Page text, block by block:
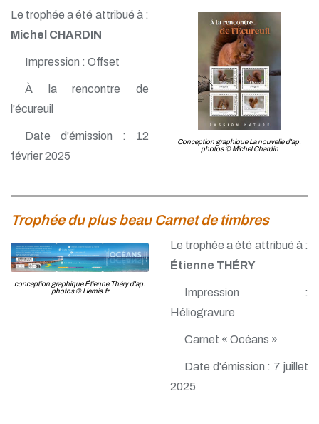
Le trophée a été attribué à :
Michel CHARDIN
Impression : Offset
À la rencontre de
l'écureuil
Date d'émission : 12
février 2025
Conception graphique La nouvelle d'ap.
photos © Michel Chardin
Trophée du plus beau Carnet de timbres
conception graphique Étienne Théry d'ap.
photos © Hemis.fr
Le trophée a été attribué à :
Étienne THÉRY
Impression :
Héliogravure
Carnet « Océans »
Date d'émission : 7 juillet
2025